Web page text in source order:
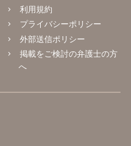
利用規約
プライバシーポリシー
外部送信ポリシー
掲載をご検討の弁護士の方
へ